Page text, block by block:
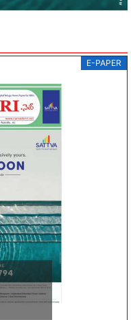
E-PAPER